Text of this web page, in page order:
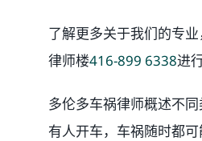
了解更多关于我们的专
律师楼416-899 6338进
多伦多车祸律师概述不
有人开车，车祸随时都